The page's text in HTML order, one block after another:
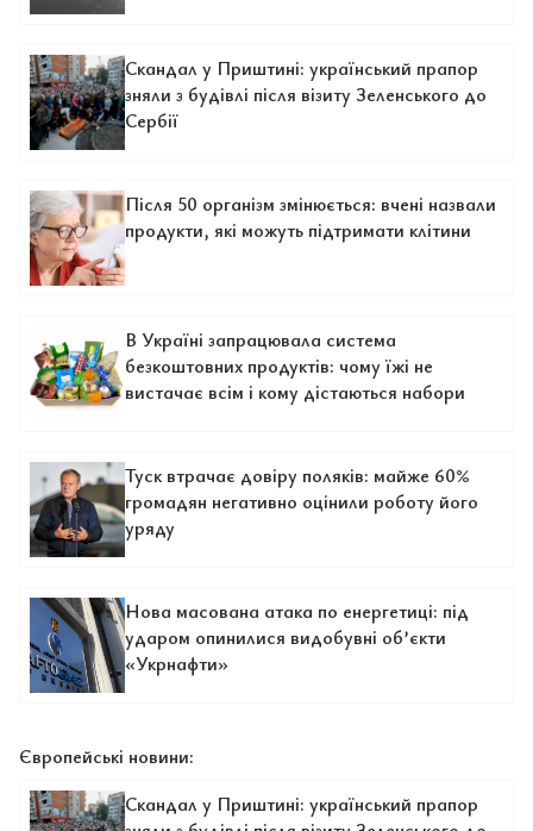
Скандал у Приштині: український прапор
зняли з будівлі після візиту Зеленського до
Сербії
Після 50 організм змінюється: вчені назвали
продукти, які можуть підтримати клітини
В Україні запрацювала система
безкоштовних продуктів: чому їжі не
вистачає всім і кому дістаються набори
Туск втрачає довіру поляків: майже 60%
громадян негативно оцінили роботу його
уряду
Нова масована атака по енергетиці: під
ударом опинилися видобувні об’єкти
«Укрнафти»
Європейські новини:
Скандал у Приштині: український прапор